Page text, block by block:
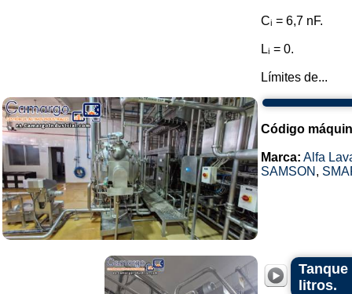
Cᵢ = 6,7 nF.
Lᵢ = 0.
Límites de...
Código
Marca: Alfa
SAMSON ,
litros.